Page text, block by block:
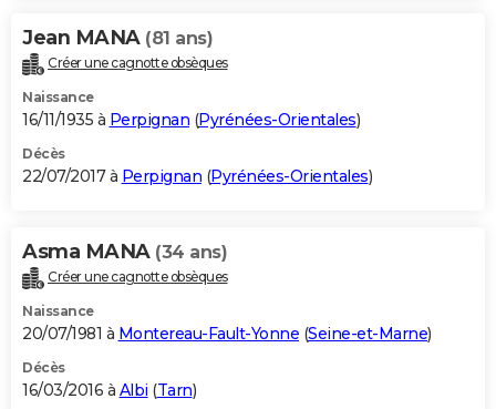
Jean MANA (81 ans)
Créer une cagnotte obsèques
Naissance
16/11/1935 à Perpignan (Pyrénées-Orientales)
Décès
22/07/2017 à Perpignan (Pyrénées-Orientales)
Asma MANA (34 ans)
Créer une cagnotte obsèques
Naissance
20/07/1981 à Montereau-Fault-Yonne (Seine-et-Marne)
Décès
16/03/2016 à Albi (Tarn)